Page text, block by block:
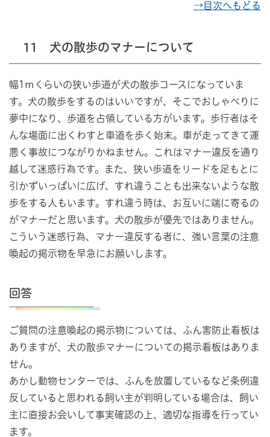
→目次へもどる
11 犬の散歩のマナーについて
幅1mくらいの狭い歩道が犬の散歩コースになっていま
す。犬の散歩をするのはいいですが、そこでおしゃべりに
夢中になり、歩道を占領している方がいます。歩行者はそ
んな場面に出くわすと車道を歩く始末。車が走ってきて運
悪く事故につながりかねません。これはマナー違反を通り
越して迷惑行為です。また、狭い歩道をリードを足もとに
引かずいっぱいに広げ、すれ違うことも出来ないような散
歩をする人もいます。すれ違う時は、お互いに端に寄るの
がマナーだと思います。犬の散歩が優先ではありません。
こういう迷惑行為、マナー違反する者に、強い言葉の注意
喚起の掲示物を早急にお願いします。
回答
ご質問の注意喚起の掲示物については、ふん害防止看板は
ありますが、犬の散歩マナーについての掲示看板はありま
せん。
あかし動物センターでは、ふんを放置しているなど条例違
反していると思われる飼い主が判明している場合は、飼い
主に直接お会いして事実確認の上、適切な指導を行ってい
ます。